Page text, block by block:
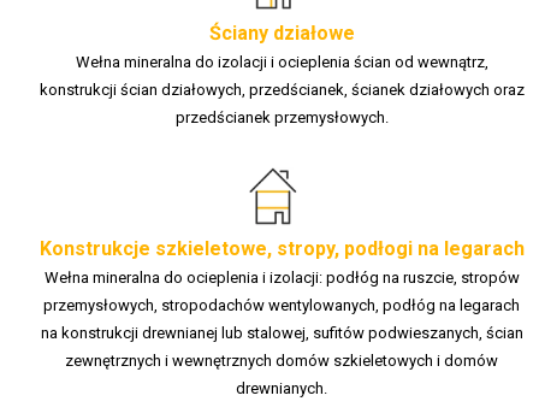
Ściany działowe
Wełna mineralna do izolacji i ocieplenia ścian od wewnątrz,
konstrukcji ścian działowych, przedścianek, ścianek działowych oraz
przedścianek przemysłowych.
Konstrukcje szkieletowe, stropy, podłogi na legarach
Wełna mineralna do ocieplenia i izolacji: podłóg na ruszcie, stropów
przemysłowych, stropodachów wentylowanych, podłóg na legarach
na konstrukcji drewnianej lub stalowej, sufitów podwieszanych, ścian
zewnętrznych i wewnętrznych domów szkieletowych i domów
drewnianych.